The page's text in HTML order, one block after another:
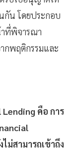
กัน โดยประกอบ
ที่พิจารณา
กพฤติกรรมและ
คือ การ
ม่สามารถเข้าถึง